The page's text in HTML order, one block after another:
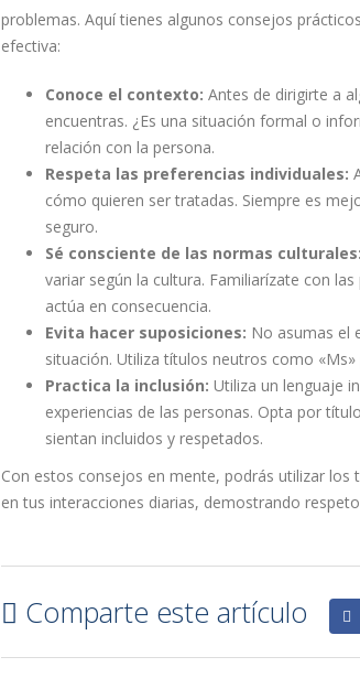
problemas. Aquí tienes algunos consejos
efectiva:
Conoce el contexto: Antes de dirigirte a
encuentras. ¿Es una situación formal o
relación con la persona.
Respeta las preferencias individuales:
cómo quieren ser tratadas. Siempre es
seguro.
Sé consciente de las normas culturales:
variar según la cultura. Familiarízate con
actúa en consecuencia.
Evita hacer suposiciones: No asumas el
situación. Utiliza títulos neutros como
Practica la inclusión: Utiliza un lenguaje
experiencias de las personas. Opta por
sientan incluidos y respetados.
Con estos consejos en mente, podrás utilizar los
en tus interacciones diarias, demostrando
Comparte este artículo